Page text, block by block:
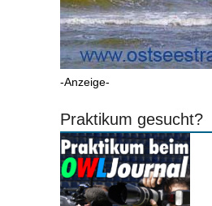
-Anzeige-
Praktikum gesucht?